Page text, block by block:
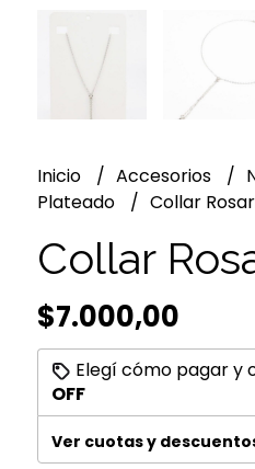
Inicio Accesorios
Plateado
Collar
Collar
$7.000,00
Elegí cómo pagar y
OFF
Ver cuotas y